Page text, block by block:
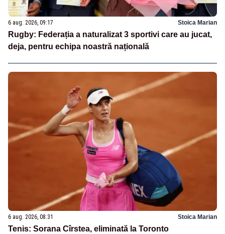
6 aug. 2026, 09:17 Stoica Marian
Rugby: Federația a naturalizat 3 sportivi care au jucat,
deja, pentru echipa noastră națională
6 aug. 2026, 08:31 Stoica Marian
Tenis: Sorana Cîrstea, eliminată la Toronto